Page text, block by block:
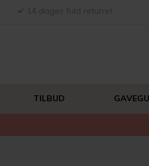
TILBUD